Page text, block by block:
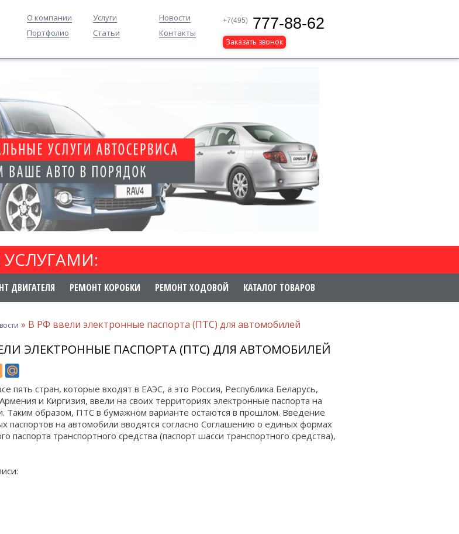
О компании Услуги
Новости
Портфолио Статьи Контакты
+7(495) 777-88-62
Заказать звонок
ДВИГАТЕЛЯ РЕМОНТ КОРОБКИ РЕМОНТ ХОДОВОЙ КАТАЛОГ ТОВАРОВ
» В РФ ввели электронные паспорта (ПТС) для автомобилей
ЭЛЕКТРОННЫЕ ПАСПОРТА (ПТС) ДЛЯ АВТОМОБИЛЕЙ
пять стран, которые входят в ЕАЭС, а это Россия, Республика Беларусь,
и Киргизия, ввели на своих территориях электронные паспорта на
Таким образом, ПТС в бумажном варианте остаются в прошлом. Введение
паспортов на автомобили вводятся согласно Соглашению о единых формах
паспорта транспортного средства (паспорт шасси транспортного средства),